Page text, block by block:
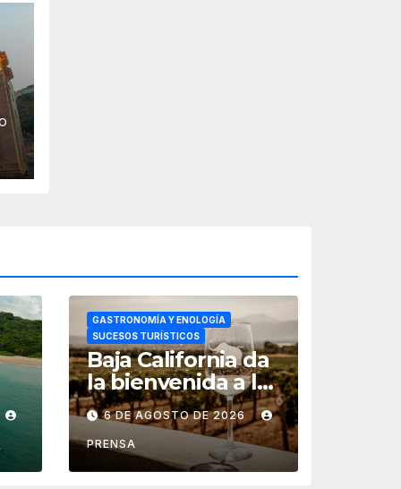
GASTRONOMÍA Y ENOLOGÍA
SUCESOS TURÍSTICOS
Baja California da
la bienvenida a las
fiestas de la
vendimia 2026
6 DE AGOSTO DE 2026
PRENSA